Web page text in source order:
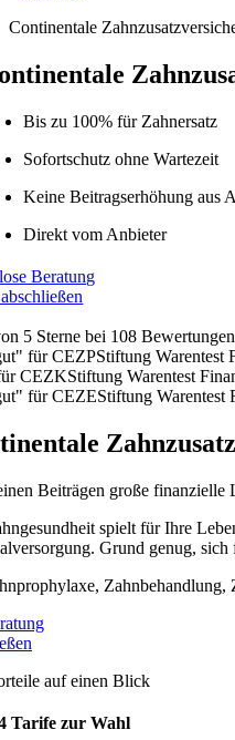
Continentale
Bis zu 100% für Zahnersatz
Sofortschutz ohne Wartezeit
Keine Beitragserhöhung aus
Direkt vom Anbieter
Beratung
5 Sterne bei 108
für CEZPStiftung Warentest
CEZKStiftung Warentest
für CEZEStiftung Warentest
Beiträgen große finanzielle
spielt für Ihre
Grund genug, sich
Zahnbehandlung,
auf einen Blick
Tarife zur Wahl